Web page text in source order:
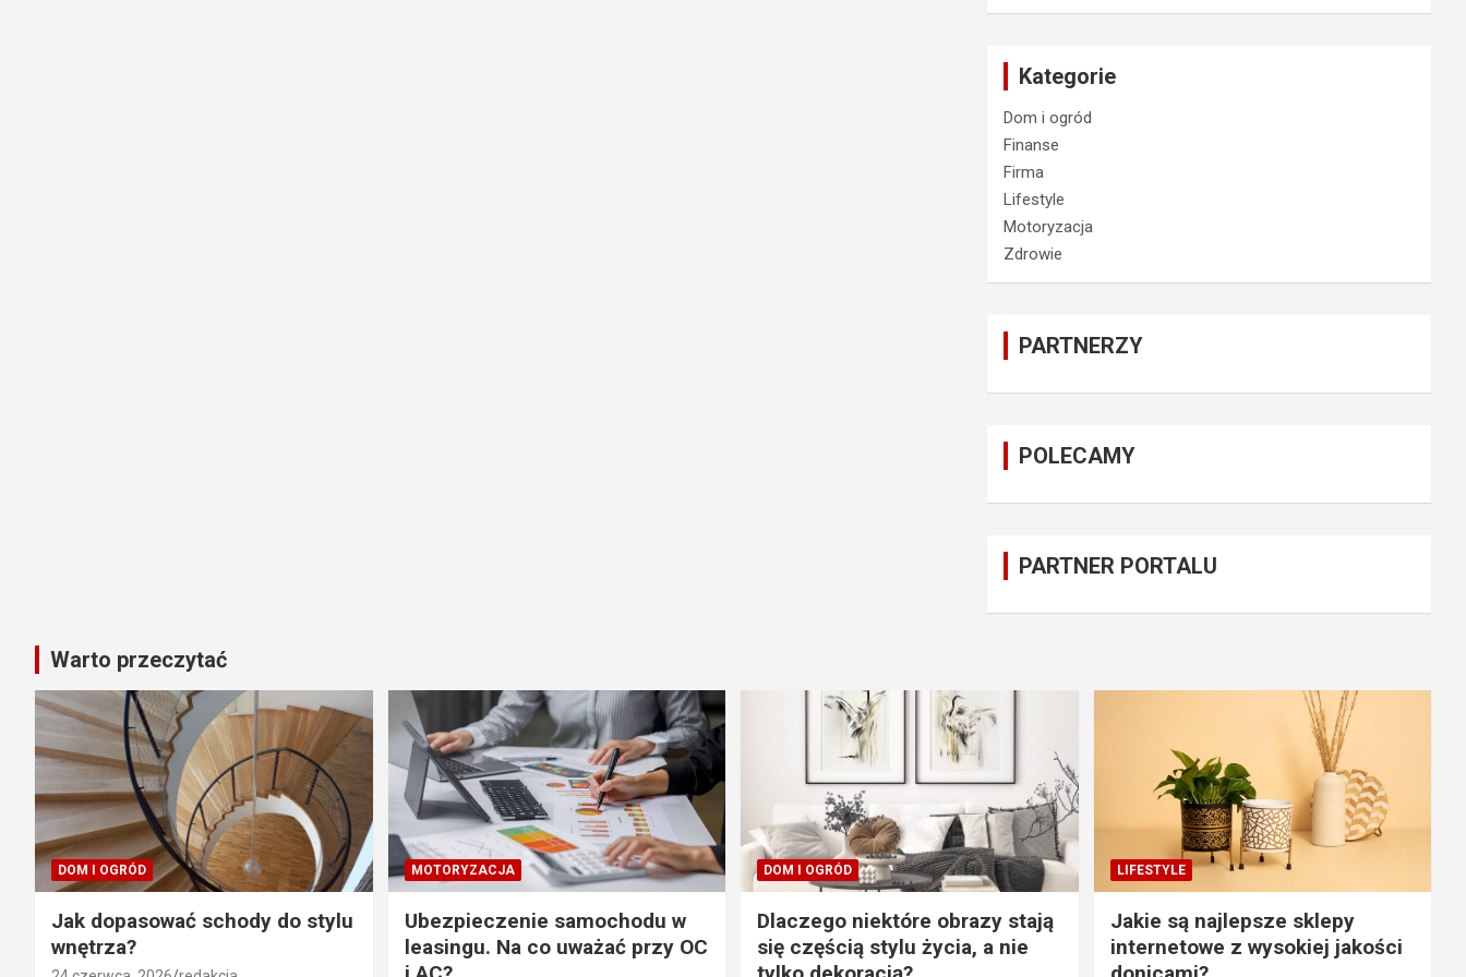
Kategorie
Dom i ogród
Finanse
Firma
Lifestyle
Motoryzacja
Zdrowie
PARTNERZY
POLECAMY
PARTNER PORTALU
Warto przeczytać
DOM I OGRÓD
Jak dopasować schody do stylu
wnętrza?
MOTORYZACJA
Ubezpieczenie samochodu w
leasingu. Na co uważać przy OC
DOM I OGRÓD
Dlaczego niektóre obrazy stają
się częścią stylu życia, a nie
LIFESTYLE
Jakie są najlepsze sklepy
internetowe z wysokiej jakości